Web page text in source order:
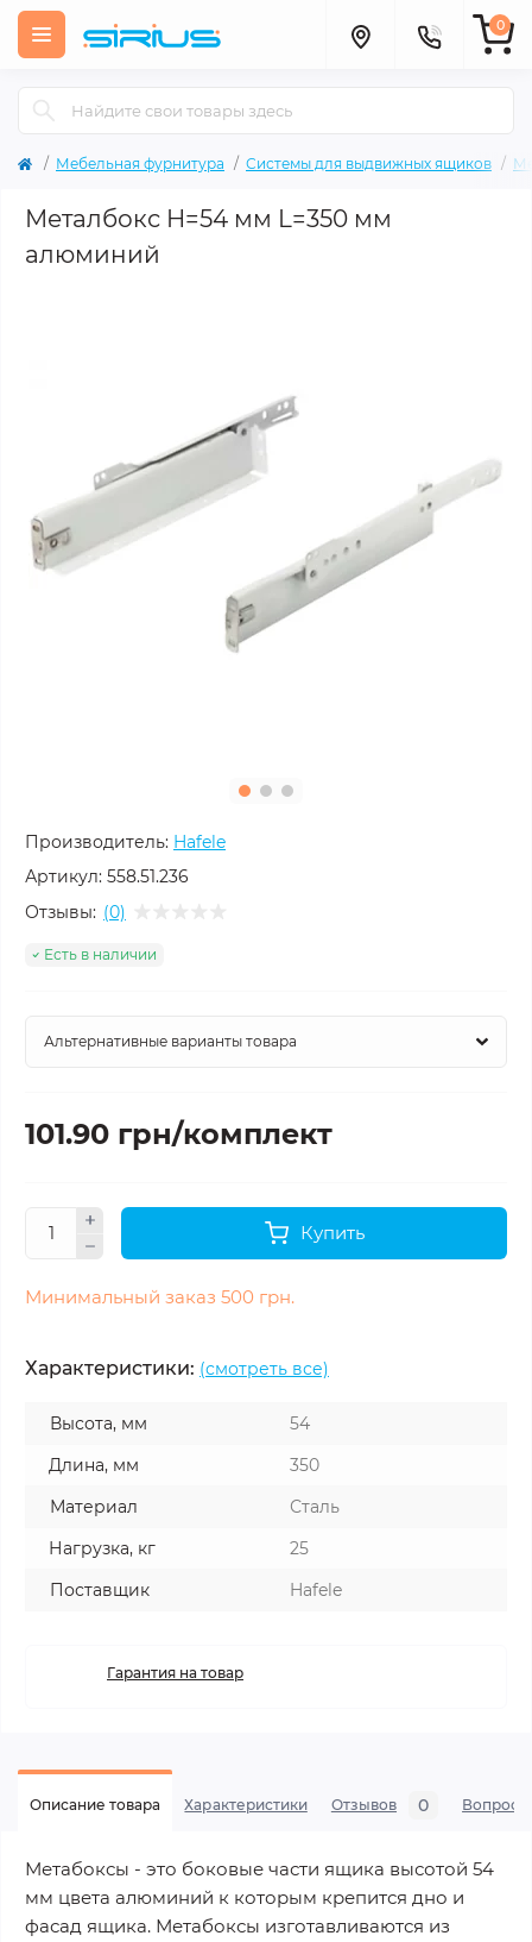
0
Мебельная фурнитура Системы для выдвижных ящиков
Металбокс H=54 мм L=350 мм
алюминий
Производитель: Hafele
Артикул: 558.51.236
Отзывы: (0)
Есть в наличии
101.90 грн/комплект
Купить
Минимальный заказ 500 грн.
Характеристики: (смотреть все)
Высота, мм
54
Длина, мм
350
Материал
Сталь
Нагрузка, кг
25
Поставщик
Hafele
Гарантия на товар
Описание товара Характеристики Отзывов 0 Вопросы
Метабоксы - это боковые части ящика высотой 54
мм цвета алюминий к которым крепится дно и
фасад ящика. Метабоксы изготавливаются из